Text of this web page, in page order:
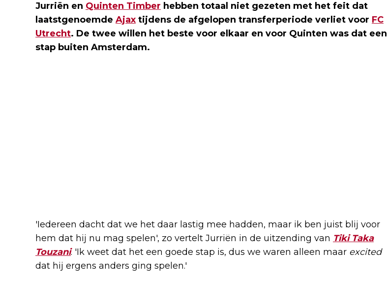
Jurriën en Quinten Timber hebben totaal niet gezeten met het feit dat
laatstgenoemde Ajax tijdens de afgelopen transferperiode verliet voor FC
Utrecht. De twee willen het beste voor elkaar en voor Quinten was dat een
stap buiten Amsterdam.
'Iedereen dacht dat we het daar lastig mee hadden, maar ik ben juist blij voor
hem dat hij nu mag spelen', zo vertelt Jurriën in de uitzending van Tiki Taka
Touzani. 'Ik weet dat het een goede stap is, dus we waren alleen maar excited
dat hij ergens anders ging spelen.'